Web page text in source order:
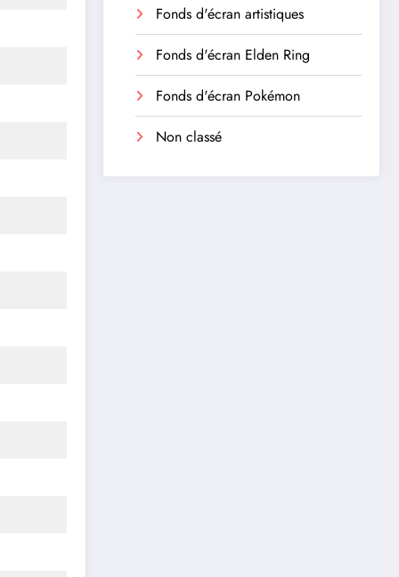
Fonds d'écran artistiques
Fonds d'écran Elden Ring
Fonds d'écran Pokémon
Non classé